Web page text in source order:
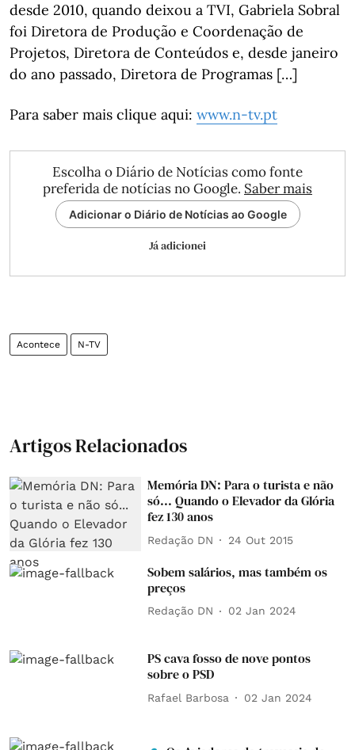
desde 2010, quando deixou a TVI, Gabriela Sobral
foi Diretora de Produção e Coordenação de
Projetos, Diretora de Conteúdos e, desde janeiro
do ano passado, Diretora de Programas […]
Para saber mais clique aqui: www.n-tv.pt
Escolha o Diário de Notícias como fonte
preferida de notícias no Google. Saber mais
Adicionar o Diário de Notícias ao Google
Já adicionei
Acontece N-TV
Artigos Relacionados
Memória DN: Para o turista e não
só... Quando o Elevador da Glória
fez 130 anos
Redação DN 24 Out 2015
Sobem salários, mas também os
preços
Redação DN 02 Jan 2024
PS cava fosso de nove pontos
sobre o PSD
Rafael Barbosa 02 Jan 2024